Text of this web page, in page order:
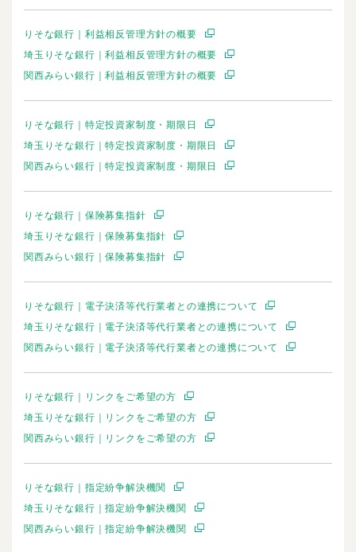
りそな銀行｜利益相反管理方針の概要
埼玉りそな銀行｜利益相反管理方針の概要
関西みらい銀行｜利益相反管理方針の概要
りそな銀行｜特定投資家制度・期限日
埼玉りそな銀行｜特定投資家制度・期限日
関西みらい銀行｜特定投資家制度・期限日
りそな銀行｜保険募集指針
埼玉りそな銀行｜保険募集指針
関西みらい銀行｜保険募集指針
りそな銀行｜電子決済等代行業者との連携について
埼玉りそな銀行｜電子決済等代行業者との連携について
関西みらい銀行｜電子決済等代行業者との連携について
りそな銀行｜リンクをご希望の方
埼玉りそな銀行｜リンクをご希望の方
関西みらい銀行｜リンクをご希望の方
りそな銀行｜指定紛争解決機関
埼玉りそな銀行｜指定紛争解決機関
関西みらい銀行｜指定紛争解決機関